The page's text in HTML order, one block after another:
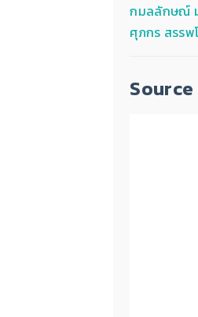
กมลลักษณ์
ศุภกร สรรพ
Source